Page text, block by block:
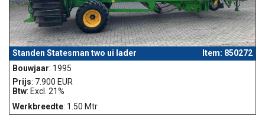
Standen Statesman two ui lader
Item: 850272
Bouwjaar: 1995
Prijs: 7.900 EUR
Btw: Excl. 21%
Werkbreedte: 1.50 Mtr